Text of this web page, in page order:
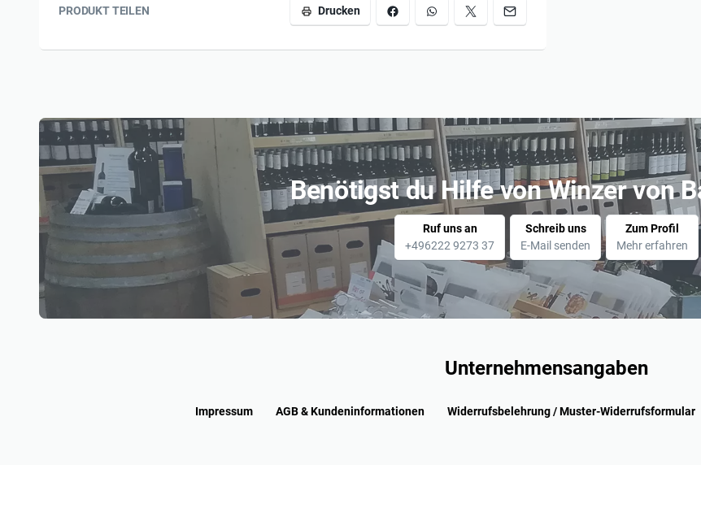
PRODUKT TEILEN Drucken
Benötigst du Hilfe von Winzer von
Ruf uns an
+496222 9273 37
Schreib uns
E-Mail senden
Zum Profil
Mehr erfahren
Unternehmensangaben
Impressum AGB & Kundeninformationen Widerrufsbelehrung / Muster-Widerrufsformular